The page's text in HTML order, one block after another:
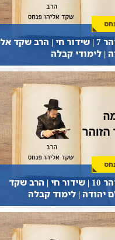
הקדמה לספר הזוהר 7 | שידור חי | הרב שקד
| לימודי קבלה
הקדמה לספר הזוהר 10 | שידור חי | הרב שקד
יהודה | לימוד קבלה